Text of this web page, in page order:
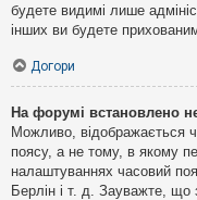
будете видимі лише
інших ви будете
Догори
На форумі встановлено
Можливо, відображається
поясу, а не тому, в якому
налаштуваннях часовий
Берлін і т. д. Зауважте, що